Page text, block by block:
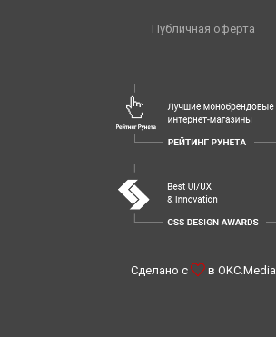
Публичная оферта
Сделано с в OKC.Media